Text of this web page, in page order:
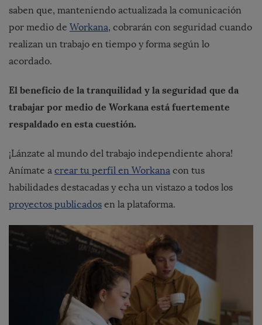
saben que, manteniendo actualizada la comunicación
por medio de Workana, cobrarán con seguridad cuando
realizan un trabajo en tiempo y forma según lo
acordado.
El beneficio de la tranquilidad y la seguridad que da
trabajar por medio de Workana está fuertemente
respaldado en esta cuestión.
¡Lánzate al mundo del trabajo independiente ahora!
Anímate a crear tu perfil en Workana con tus
habilidades destacadas y echa un vistazo a todos los
proyectos publicados en la plataforma.